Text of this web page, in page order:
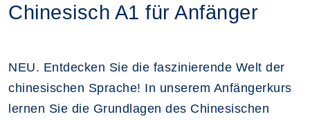
Chinesisch A1 für Anfänger
NEU. Entdecken Sie die faszinierende Welt der
chinesischen Sprache! In unserem Anfängerkurs
lernen Sie die Grundlagen des Chinesischen